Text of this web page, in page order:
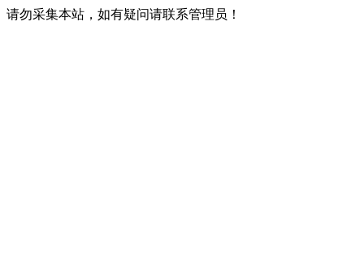
请勿采集本站，如有疑问请联系管理员！